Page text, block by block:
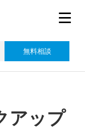
無料相談
アップ